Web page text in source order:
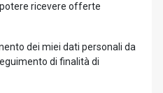
ricevere offerte
dei miei dati personali da
di finalità di